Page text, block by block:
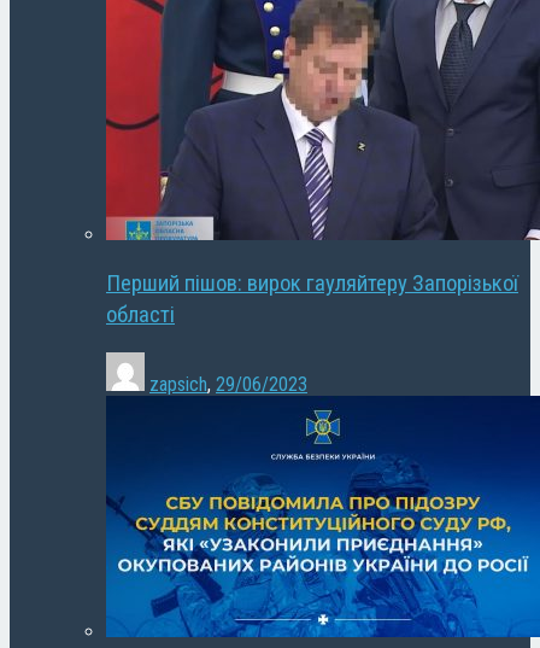
Перший пішов: вирок гауляйтеру Запорізької
області
zapsich, 29/06/2023